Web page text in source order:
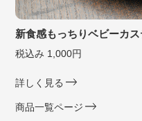
新食感もっちりベビーカス
税込み 1,000円
詳しく見る
商品一覧ページ